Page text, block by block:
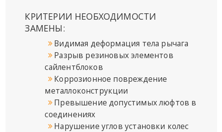
КРИТЕРИИ НЕОБХОДИМОСТИ
ЗАМЕНЫ:
Видимая деформация тела рычага
Разрыв резиновых элементов
сайлентблоков
Коррозионное повреждение
металлоконструкции
Превышение допустимых люфтов в
соединениях
Нарушение углов установки колес